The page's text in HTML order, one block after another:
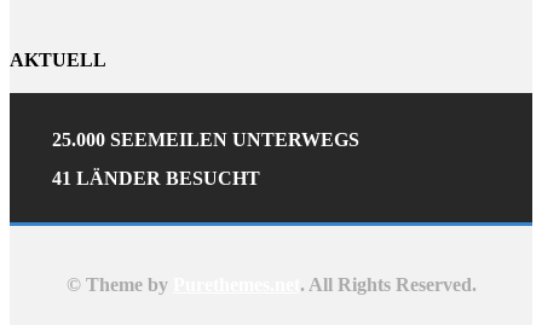
AKTUELL
25.000 SEEMEILEN UNTERWEGS
41 LÄNDER BESUCHT
© Theme by . All Rights Reserved.